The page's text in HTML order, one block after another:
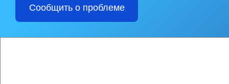
Сообщить о проблеме